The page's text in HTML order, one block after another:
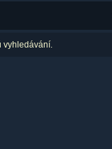
vyhledávání.